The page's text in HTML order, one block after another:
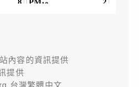
內容的資訊提供
提供
台灣繁體中文